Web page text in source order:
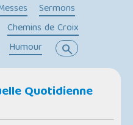
Sermons
Chemins de Croix
Humour search
Quotidienne